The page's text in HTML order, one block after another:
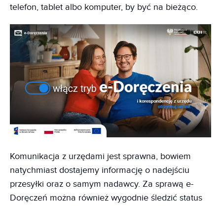
telefon, tablet albo komputer, by być na bieżąco.
Komunikacja z urzędami jest sprawna, bowiem
natychmiast dostajemy informację o nadejściu
przesyłki oraz o samym nadawcy. Za sprawą e-
Doręczeń można również wygodnie śledzić status